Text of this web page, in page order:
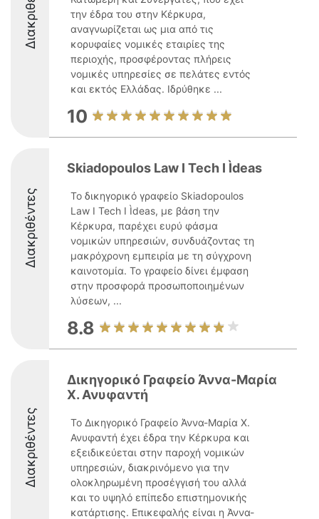
την έδρα του στην Κέρκυρα,
αναγνωρίζεται ως μια από τις
κορυφαίες νομικές εταιρίες της
περιοχής, προσφέροντας πλήρεις
νομικές υπηρεσίες σε πελάτες εντός
και εκτός Ελλάδας. Ιδρύθηκε ...
10
Διακριθέντες
Skiadopoulos Law I Tech I Ìdeas
Το δικηγορικό γραφείο Skiadopoulos
Law I Tech I Ìdeas, με βάση την
Κέρκυρα, παρέχει ευρύ φάσμα
νομικών υπηρεσιών, συνδυάζοντας τη
μακρόχρονη εμπειρία με τη σύγχρονη
καινοτομία. Το γραφείο δίνει έμφαση
στην προσφορά προσωποποιημένων
λύσεων, ...
8.8
Διακριθέντες
Δικηγορικό Γραφείο Άννα-Μαρία
Χ. Ανυφαντή
Το Δικηγορικό Γραφείο Άννα-Μαρία Χ.
Ανυφαντή έχει έδρα την Κέρκυρα και
εξειδικεύεται στην παροχή νομικών
υπηρεσιών, διακρινόμενο για την
ολοκληρωμένη προσέγγισή του αλλά
και το υψηλό επίπεδο επιστημονικής
κατάρτισης. Επικεφαλής είναι η Άννα-